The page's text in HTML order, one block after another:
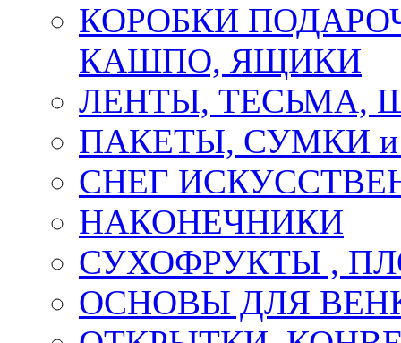
КОРОБКИ
КАШПО, ЯЩИКИ
ЛЕНТЫ, ТЕСЬМА,
ПАКЕТЫ, СУМКИ
СНЕГ
НАКОНЕЧНИКИ
СУХОФРУКТЫ ,
ОСНОВЫ ДЛЯ